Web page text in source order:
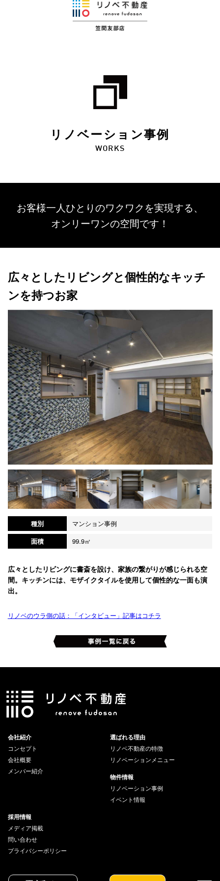
リノベーション事例
WORKS
お客様一人ひとりのワクワクを実現する、
オンリーワンの空間です！
広々としたリビングと個性的なキッチ
ンを持つお家
種別
マンション事例
面積
99.9㎡
広々としたリビングに書斎を設け、家族の繋がりが感じられる空
間。キッチンには、モザイクタイルを使用して個性的な一面も演
出。
リノベのウラ側の話：「インタビュー」記事はコチラ
会社紹介
コンセプト
会社概要
メンバー紹介
選ばれる理由
リノベ不動産の特徴
リノベーションメニュー
物件情報
リノベーション事例
イベント情報
採用情報
メディア掲載
問い合わせ
プライバシーポリシー